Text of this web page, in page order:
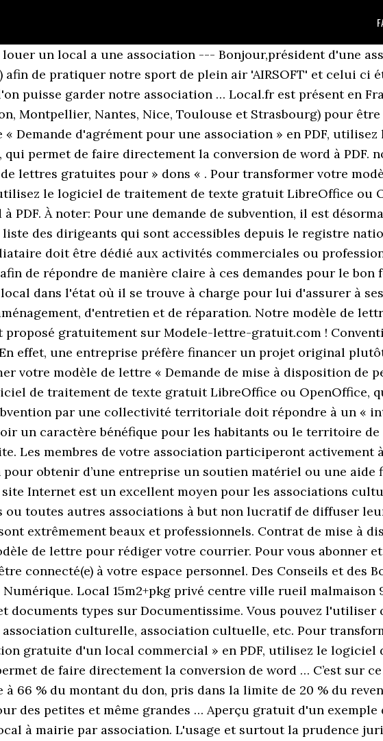
un local a une association --- Bonjour,président d'une
de pratiquer notre sport de plein air 'AIRSOFT' et celui ci
puisse garder notre association … Local.fr est présent en
Montpellier, Nantes, Nice, Toulouse et Strasbourg) pour
Demande d'agrément pour une association » en PDF,
permet de faire directement la conversion de word à PDF.
lettres gratuites pour » dons « . Pour transformer votre
le logiciel de traitement de texte gratuit LibreOffice ou
PDF. À noter: Pour une demande de subvention, il est
des dirigeants qui sont accessibles depuis le registre
doit être dédié aux activités commerciales ou
de répondre de manière claire à ces demandes pour le bon
dans l'état où il se trouve à charge pour lui d'assurer à
d'entretien et de réparation. Notre modèle de
proposé gratuitement sur Modele-lettre-gratuit.com !
effet, une entreprise préfère financer un projet original
votre modèle de lettre « Demande de mise à disposition de
de traitement de texte gratuit LibreOffice ou OpenOffice,
par une collectivité territoriale doit répondre à un «
un caractère bénéfique pour les habitants ou le territoire
Les membres de votre association participeront activement
obtenir d’une entreprise un soutien matériel ou une aide
Internet est un excellent moyen pour les associations
toutes autres associations à but non lucratif de diffuser
extrêmement beaux et professionnels. Contrat de mise à
de lettre pour rédiger votre courrier. Pour vous abonner
connecté(e) à votre espace personnel. Des Conseils et des
Local 15m2+pkg privé centre ville rueil malmaison
documents types sur Documentissime. Vous pouvez l'utiliser
culturelle, association cultuelle, etc. Pour
gratuite d'un local commercial » en PDF, utilisez le logiciel
de faire directement la conversion de word … C’est sur
66 % du montant du don, pris dans la limite de 20 % du
des petites et même grandes … Aperçu gratuit d'un exemple
à mairie par association. L'usage et surtout la prudence